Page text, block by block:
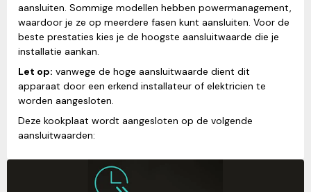
aansluiten. Sommige modellen hebben powermanagement,
waardoor je ze op meerdere fasen kunt aansluiten. Voor de
beste prestaties kies je de hoogste aansluitwaarde die je
installatie aankan.
Let op: vanwege de hoge aansluitwaarde dient dit
apparaat door een erkend installateur of elektricien te
worden aangesloten.
Deze kookplaat wordt aangesloten op de volgende
aansluitwaarden: